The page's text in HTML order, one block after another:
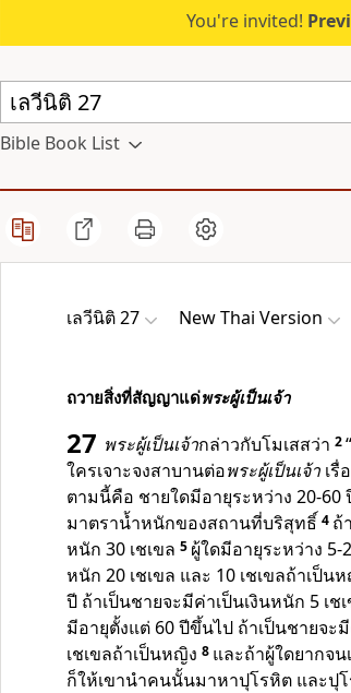
You're invited!
Bible Book List
เลวีนิติ 27 New Thai Version
ถวายสิ่งที่สัญญาแด่พระผู้เป็นเจ้า
27 พระผู้เป็นเจ้ากล่าวกับโมเสสว่า 2
ใครเจาะจงสาบานต่อพระผู้เป็นเจ้า เรื่
ตามนี้คือ ชายใดมีอายุระหว่าง 20-60
มาตราน้ำหนักของสถานที่บริสุทธิ์ 4 ถ้
หนัก 30 เชเขล 5 ผู้ใดมีอายุระหว่าง 5-
หนัก 20 เชเขล และ 10 เชเขลถ้าเป็น
ปี ถ้าเป็นชายจะมีค่าเป็นเงินหนัก 5 เช
มีอายุตั้งแต่ 60 ปีขึ้นไป ถ้าเป็นชายจะ
เชเขลถ้าเป็นหญิง 8 และถ้าผู้ใดยากจ
ก็ให้เขานำคนนั้นมาหาปุโรหิต และปุ